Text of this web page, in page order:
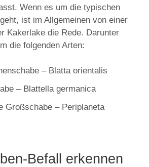
Wenn es um die typischen
ist im Allgemeinen von einer
Kakerlake die Rede. Darunter
die folgenden Arten:
– Blatta orientalis
– Blattella germanica
Großschabe – Periplaneta
Befall erkennen